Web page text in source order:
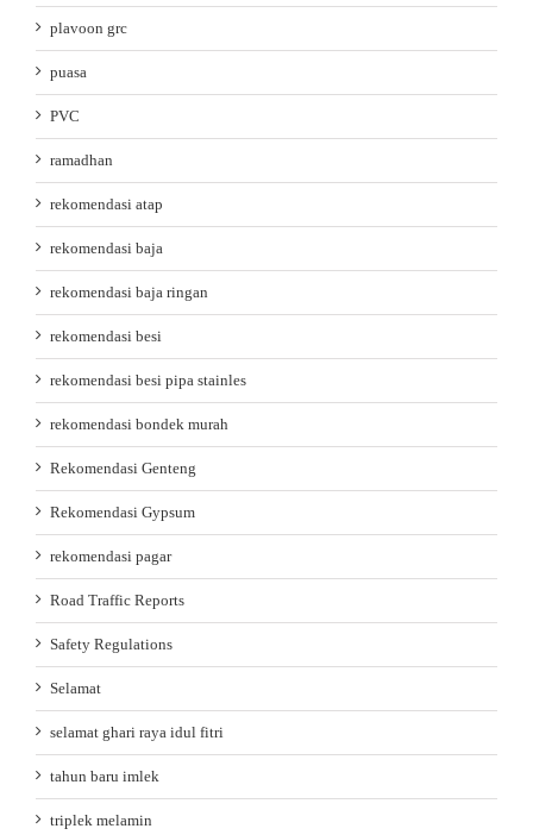
plavoon grc
puasa
PVC
ramadhan
rekomendasi atap
rekomendasi baja
rekomendasi baja ringan
rekomendasi besi
rekomendasi besi pipa stainles
rekomendasi bondek murah
Rekomendasi Genteng
Rekomendasi Gypsum
rekomendasi pagar
Road Traffic Reports
Safety Regulations
Selamat
selamat ghari raya idul fitri
tahun baru imlek
triplek melamin